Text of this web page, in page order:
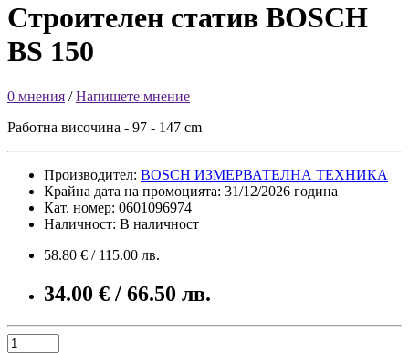
Строителен статив BOSCH
BS 150
0 мнения /Напишете мнение
Работна височина - 97 - 147 cm
Производител: BOSCH ИЗМЕРВАТЕЛНА ТЕХНИКА
Крайна дата на промоцията: 31/12/2026 година
Кат. номер: 0601096974
Наличност: В наличност
58.80 € / 115.00 лв.
34.00 € / 66.50 лв.